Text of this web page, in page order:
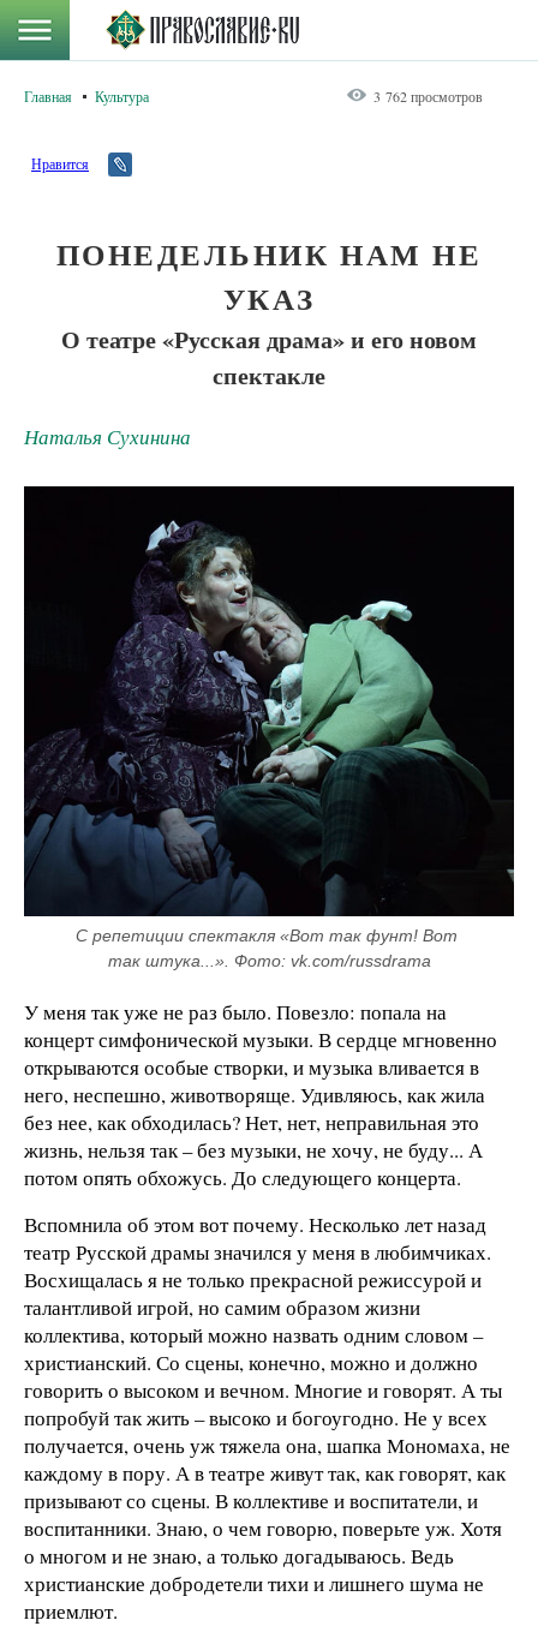
Главная Культура 3 762 просмотров
Нравится
ПОНЕДЕЛЬНИК НАМ НЕ
УКАЗ
О театре «Русская драма» и его новом
спектакле
Наталья Сухинина
С репетиции спектакля «Вот так фунт! Вот
так штука...». Фото: vk.com/russdrama
У меня так уже не раз было. Повезло: попала на
концерт симфонической музыки. В сердце мгновенно
открываются особые створки, и музыка вливается в
него, неспешно, животворяще. Удивляюсь, как жила
без нее, как обходилась? Нет, нет, неправильная это
жизнь, нельзя так – без музыки, не хочу, не буду... А
потом опять обхожусь. До следующего концерта.
Вспомнила об этом вот почему. Несколько лет назад
театр Русской драмы значился у меня в любимчиках.
Восхищалась я не только прекрасной режиссурой и
талантливой игрой, но самим образом жизни
коллектива, который можно назвать одним словом –
христианский. Со сцены, конечно, можно и должно
говорить о высоком и вечном. Многие и говорят. А ты
попробуй так жить – высоко и богоугодно. Не у всех
получается, очень уж тяжела она, шапка Мономаха, не
каждому в пору. А в театре живут так, как говорят, как
призывают со сцены. В коллективе и воспитатели, и
воспитанники. Знаю, о чем говорю, поверьте уж. Хотя
о многом и не знаю, а только догадываюсь. Ведь
христианские добродетели тихи и лишнего шума не
приемлют.